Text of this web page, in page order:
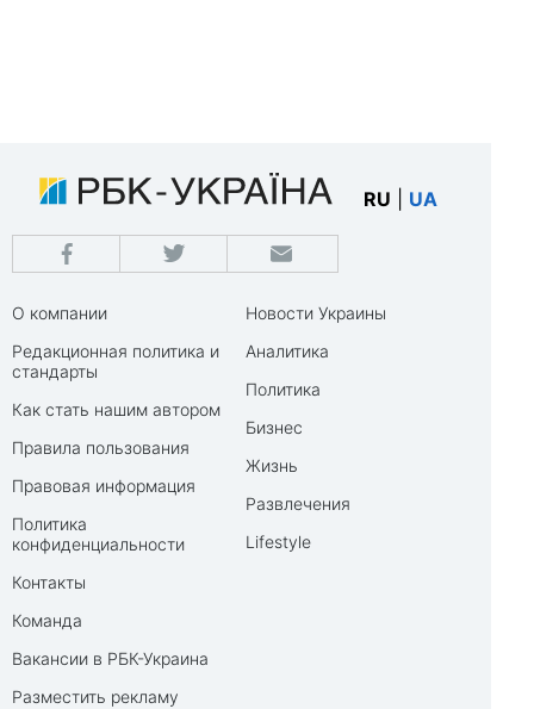
RU UA
О компании
Редакционная политика и
стандарты
Как стать нашим автором
Правила пользования
Правовая информация
Политика
конфиденциальности
Контакты
Команда
Вакансии в РБК-Украина
Разместить рекламу
Новости Украины
Аналитика
Политика
Бизнес
Жизнь
Развлечения
Lifestyle